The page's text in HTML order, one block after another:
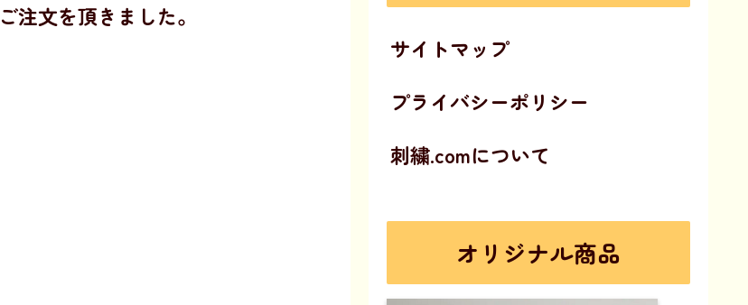
注文を頂きました。
サイトマップ
プライバシーポリシー
刺繍.comについて
オリジナル商品